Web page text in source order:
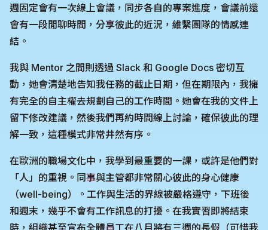
週固定會有一次線上會議，同步各自的專案進度，會議前還
會有一段閒聊時間，分享彼此的近況，維繫團隊的情感連
結。
我與 Mentor 之間則透過 Slack 和 Google Docs 密切互
動，她會清楚地告知我任務的截止日期，但在期限內，我擁
有完全的自主權去規劃自己的工作時間。她會在我的文件上
留下修改建議，然後我們再約時間線上討論，確保彼此的理
解一致，這種模式非常井然有序。
在歐洲的職場文化中，我學到最重要的一課，或許是他們對
「人」的重視。同事與主管都非常關心彼此的身心健康
（well-being）。工作與生活的界線被嚴格遵守，下班後
和週末，幾乎不會有工作訊息的打擾。在我實習即將結束